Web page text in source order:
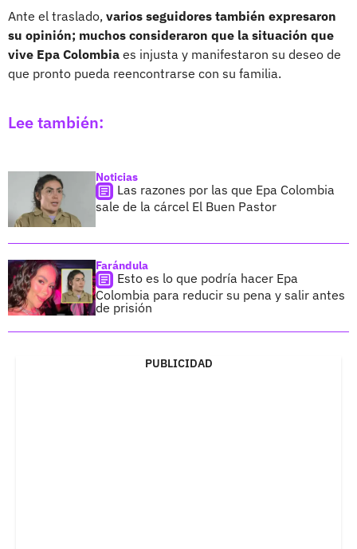
Ante el traslado, varios seguidores también expresaron
su opinión; muchos consideraron que la situación que
vive Epa Colombia es injusta y manifestaron su deseo de
que pronto pueda reencontrarse con su familia.
Lee también:
Noticias
Las razones por las que Epa Colombia
sale de la cárcel El Buen Pastor
Farándula
Esto es lo que podría hacer Epa
Colombia para reducir su pena y salir antes
de prisión
PUBLICIDAD